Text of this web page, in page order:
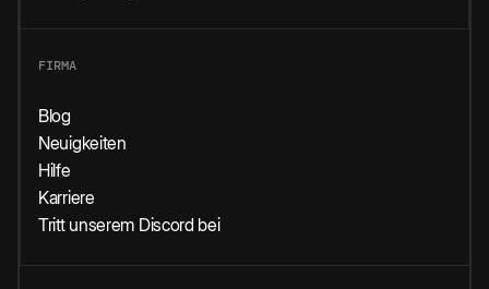
FIRMA
Blog
Neuigkeiten
Hilfe
Karriere
Tritt unserem Discord bei